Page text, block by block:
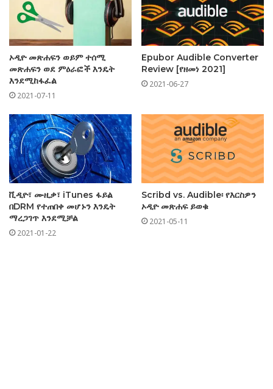
ኦዲዮ መጽሐፍን ወይም ተሰሚ
መጽሐፍን ወደ ምዕራፎች እንዴት
እንደሚከፋፈል
2021-07-11
Epubor Audible Converter
Review [የዘመነ 2021]
2021-06-27
ቪዲዮ፣ ሙዚቃ፣ iTunes ፋይል
በDRM የተጠበቀ መሆኑን እንዴት
ማረጋገጥ እንደሚቻል
2021-01-22
Scribd vs. Audible፡ የእርስዎን
ኦዲዮ መጽሐፍ ይወቁ
2021-05-11